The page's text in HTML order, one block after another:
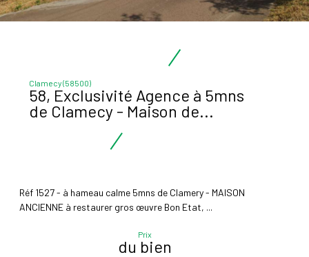
Clamecy (58500)
58, Exclusivité Agence à 5mns
de Clamecy - Maison de...
Réf 1527 - à hameau calme 5mns de Clamery - MAISON
ANCIENNE à restaurer gros œuvre Bon Etat, ...
Prix
du bien